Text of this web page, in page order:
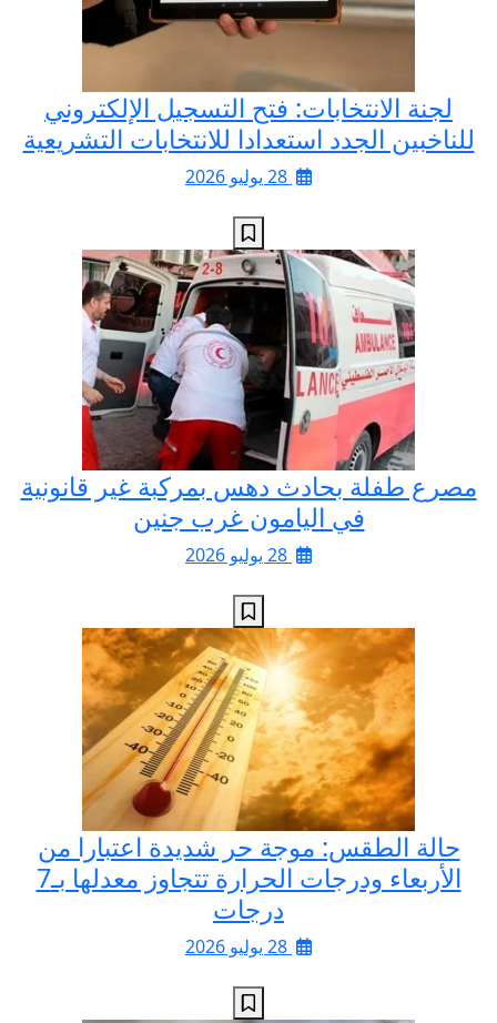
لجنة الانتخابات: فتح التسجيل الإلكتروني
للناخبين الجدد استعدادا للانتخابات التشريعية
مصرع طفلة بحادث دهس بمركبة غير قانونية
في اليامون غرب جنين
حالة الطقس: موجة حر شديدة اعتبارا من
الأربعاء ودرجات الحرارة تتجاوز معدلها بـ7
درجات